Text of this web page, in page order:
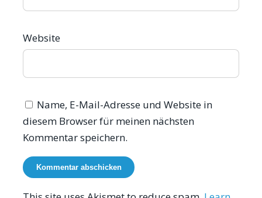
Website
Name, E-Mail-Adresse und Website in
diesem Browser für meinen nächsten
Kommentar speichern.